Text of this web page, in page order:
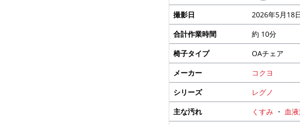
撮影日
2026年5月18
合計作業時間
約 10分
椅子タイプ
OAチェア
メーカー
コクヨ
シリーズ
レグノ
主な汚れ
くすみ ・ 血